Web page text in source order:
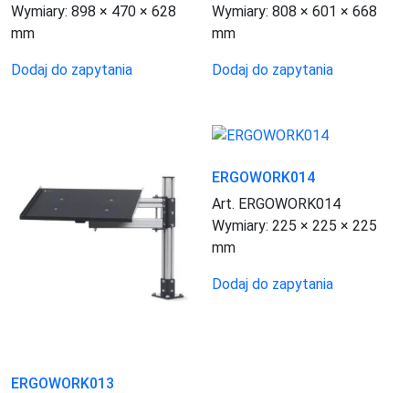
Wymiary: 898 × 470 × 628
mm
Dodaj do zapytania
Wymiary:808 × 601 × 668
mm
Dodaj do zapytania
ERGOWORK013
ERGOWORK014
Art. ERGOWORK014
Wymiary:225 × 225 × 225
mm
Dodaj do zapytania